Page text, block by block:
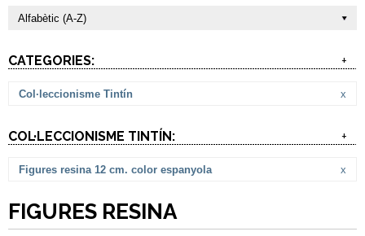
Alfabètic (A-Z)
CATEGORIES: +
Col·leccionisme Tintín x
COL·LECCIONISME TINTÍN: +
Figures resina 12 cm. color espanyola x
FIGURES RESINA